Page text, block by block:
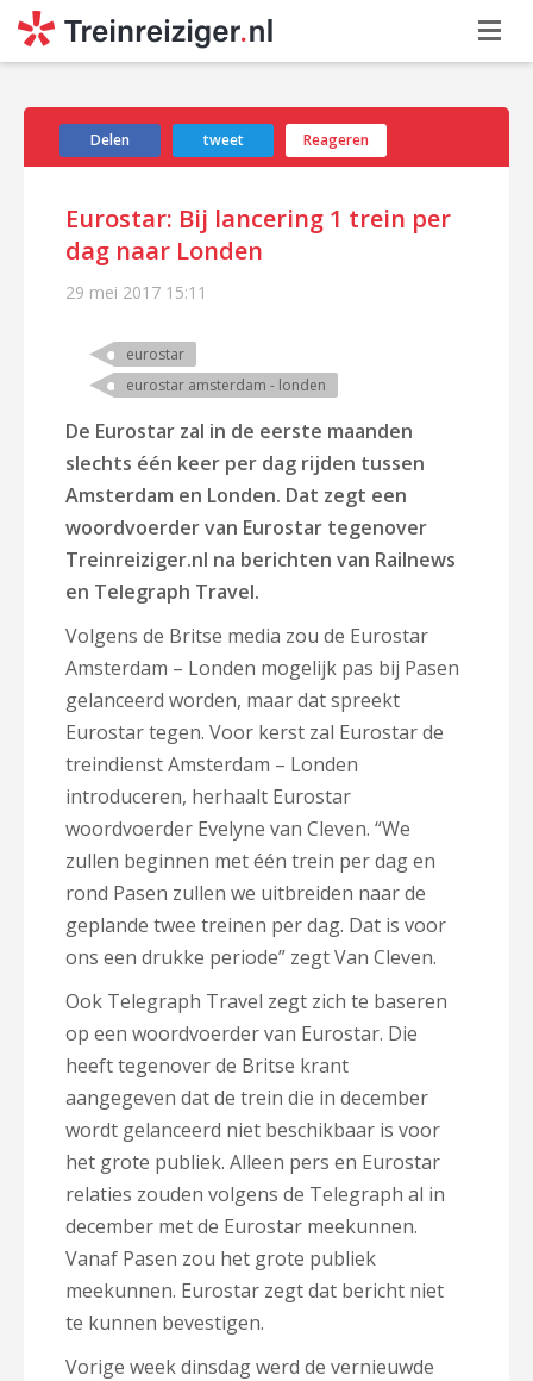
Delen tweet Reageren
Eurostar: Bij lancering 1 trein per
dag naar Londen
29 mei 2017 15:11
eurostar
eurostar amsterdam - londen
De Eurostar zal in de eerste maanden
slechts één keer per dag rijden tussen
Amsterdam en Londen. Dat zegt een
woordvoerder van Eurostar tegenover
Treinreiziger.nl na berichten van Railnews
en Telegraph Travel.
Volgens de Britse media zou de Eurostar
Amsterdam – Londen mogelijk pas bij Pasen
gelanceerd worden, maar dat spreekt
Eurostar tegen. Voor kerst zal Eurostar de
treindienst Amsterdam – Londen
introduceren, herhaalt Eurostar
woordvoerder Evelyne van Cleven. “We
zullen beginnen met één trein per dag en
rond Pasen zullen we uitbreiden naar de
geplande twee treinen per dag. Dat is voor
ons een drukke periode” zegt Van Cleven.
Ook Telegraph Travel zegt zich te baseren
op een woordvoerder van Eurostar. Die
heeft tegenover de Britse krant
aangegeven dat de trein die in december
wordt gelanceerd niet beschikbaar is voor
het grote publiek. Alleen pers en Eurostar
relaties zouden volgens de Telegraph al in
december met de Eurostar meekunnen.
Vanaf Pasen zou het grote publiek
meekunnen. Eurostar zegt dat bericht niet
te kunnen bevestigen.
Vorige week dinsdag werd de vernieuwde